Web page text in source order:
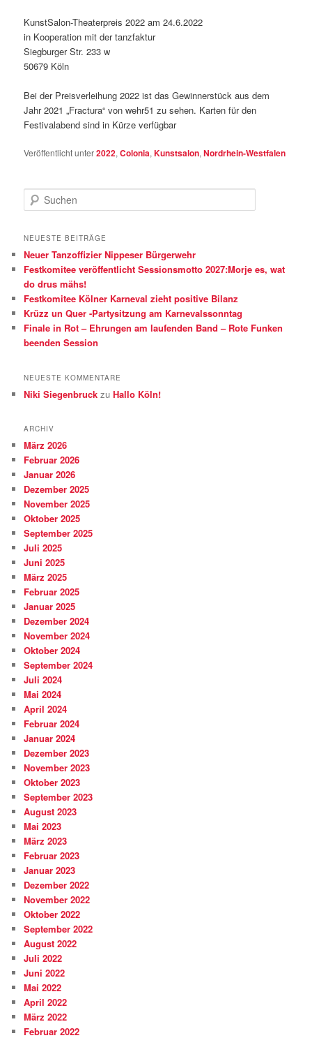
KunstSalon-Theaterpreis 2022 am 24.6.2022
in Kooperation mit der tanzfaktur
Siegburger Str. 233 w
50679 Köln
Bei der Preisverleihung 2022 ist das Gewinnerstück aus dem
Jahr 2021 „Fractura“ von wehr51 zu sehen. Karten für den
Festivalabend sind in Kürze verfügbar
Veröffentlicht unter2022,Colonia,Kunstsalon,Nordrhein-Westfalen
u
h
n
NEUESTE BEITRÄGE
Neuer Tanzoffizier Nippeser Bürgerwehr
Festkomitee veröffentlicht Sessionsmotto 2027:Morje es, wat
do drus mähs!
Festkomitee Kölner Karneval zieht positive Bilanz
Krüzz un Quer -Partysitzung am Karnevalssonntag
Finale in Rot – Ehrungen am laufenden Band – Rote Funken
beenden Session
NEUESTE KOMMENTARE
Niki Siegenbruck zuHallo Köln!
ARCHIV
März 2026
Februar 2026
Januar 2026
Dezember 2025
November 2025
Oktober 2025
September 2025
Juli 2025
Juni 2025
März 2025
Februar 2025
Januar 2025
Dezember 2024
November 2024
Oktober 2024
September 2024
Juli 2024
Mai 2024
April 2024
Februar 2024
Januar 2024
Dezember 2023
November 2023
Oktober 2023
September 2023
August 2023
Mai 2023
März 2023
Februar 2023
Januar 2023
Dezember 2022
November 2022
Oktober 2022
September 2022
August 2022
Juli 2022
Juni 2022
Mai 2022
April 2022
März 2022
Februar 2022